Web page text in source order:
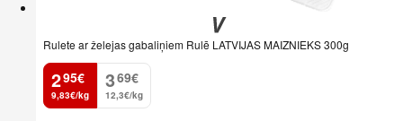
Rulete ar želejas gabaliņiem Rulē LATVIJAS MAIZNIEKS 300g
2
. 95€
9,83€/kg
3
. 69€
12,3€/kg